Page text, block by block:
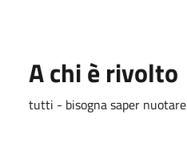
A chi è rivolto
tutti - bisogna saper nuotare